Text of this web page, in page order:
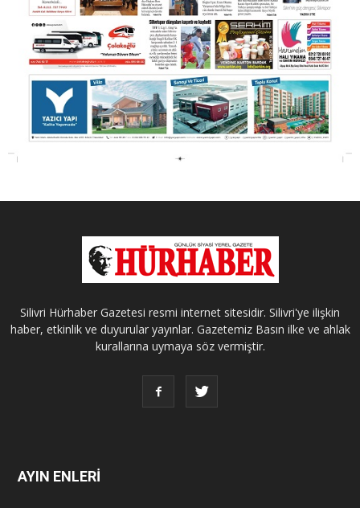
Silivri Hürhaber Gazetesi resmi internet sitesidir. Silivri'ye ilişkin
haber, etkinlik ve duyurular yayınlar. Gazetemiz Basın ilke ve ahlak
kurallarına uymaya söz vermiştir.
AYIN ENLERİ